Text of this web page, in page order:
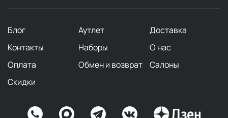
Блог Аутлет
Доставка
Контакты
Наборы
О нас
Оплата
Обмен и возврат
Салоны
Скидки